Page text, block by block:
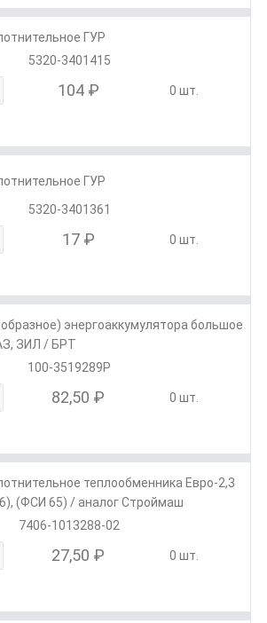
ГУР
5320-3401415
104 ₽ 0 шт.
ГУР
5320-3401361
17 ₽ 0 шт.
энергоаккумулятора большое
ЗИЛ / БРТ
100-3519289Р
82,50 ₽ 0 шт.
теплообменника Евро-2,3
(ФСИ 65) / аналог Строймаш
7406-1013288-02
27,50 ₽ 0 шт.